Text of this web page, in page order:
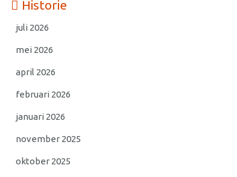
Historie
juli 2026
mei 2026
april 2026
februari 2026
januari 2026
november 2025
oktober 2025